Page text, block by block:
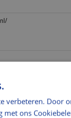
verbeteren. Door
met ons